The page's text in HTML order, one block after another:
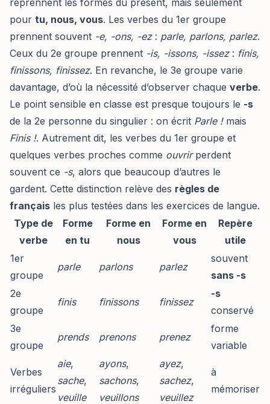
reprennent les formes du présent, mais seulement
pour tu, nous, vous. Les verbes du 1er groupe
prennent souvent -e, -ons, -ez: parle, parlons, parlez.
Ceux du 2e groupe prennent -is, -issons, -issez: finis,
finissons, finissez. En revanche, le 3e groupe varie
davantage, d’où la nécessité d’observer chaque verbe.
Le point sensible en classe est presque toujours le -s
de la 2e personne du singulier : on écrit Parle !mais
Finis !. Autrement dit, les verbes du 1er groupe et
quelques verbes proches comme ouvrirperdent
souvent ce -s, alors que beaucoup d’autres le
gardent. Cette distinction relève des règles de
français les plus testées dans les exercices de langue.
Type de
verbe
Forme
en tu
Forme en
nous
Forme en
vous
Repère
utile
1er
groupe
parle parlons parlez
souvent
sans -s
2e
groupe
finis finissons finissez
-s
conservé
3e
groupe
prends prenons prenez
forme
variable
Verbes
irréguliers
aie,
sache,
veuille
ayons,
sachons,
veuillons
ayez,
sachez,
veuillez
à
mémoriser